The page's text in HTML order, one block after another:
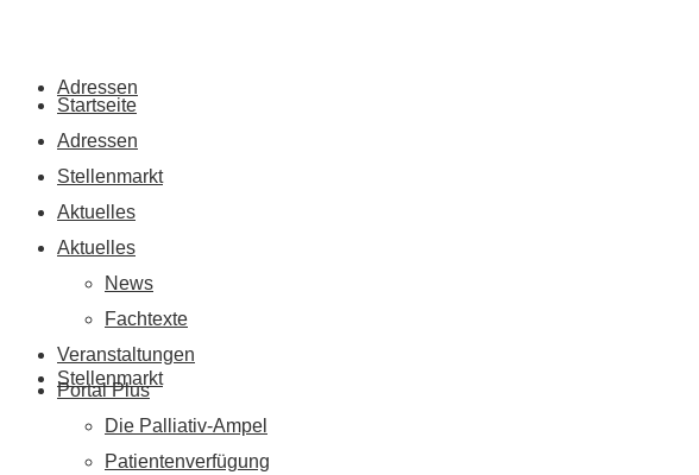
Adressen
Stellenmarkt
Startseite
Adressen
Stellenmarkt
Aktuelles
Aktuelles
News
Fachtexte
Veranstaltungen
Portal Plus
Die Palliativ-Ampel
Patientenverfügung